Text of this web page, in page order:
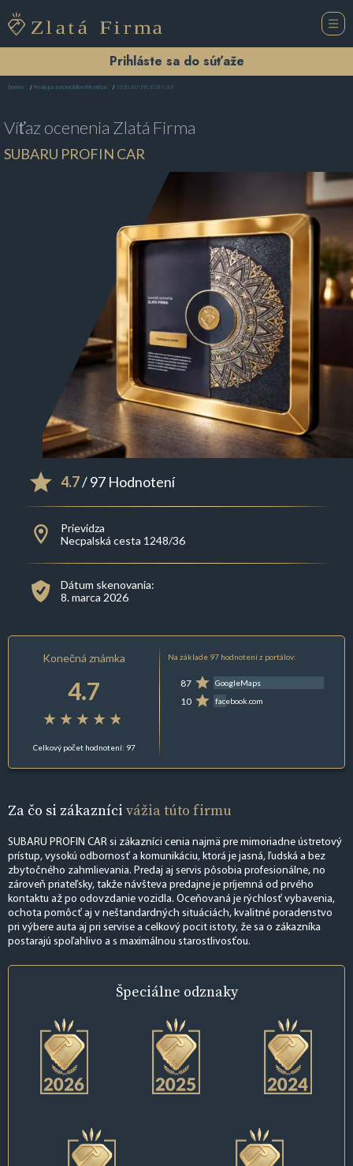
Prihláste sa do súťaže
Domov Predajca automobilov Prievidza SUBARU PROFIN CAR
Víťaz ocenenia Zlatá Firma
SUBARU PROFIN CAR
4.7/ 97 Hodnotení
Prievidza
Necpalská cesta 1248/36
Dátum skenovania:
8. marca 2026
Konečná známka
4.7
Celkový počet hodnotení: 97
Na základe 97 hodnotení z portálov:
87 GoogleMaps
10 facebook.com
Za čo si zákazníci vážia túto firmu
SUBARU PROFIN CAR si zákazníci cenia najmä pre mimoriadne ústretový
prístup, vysokú odbornosť a komunikáciu, ktorá je jasná, ľudská a bez
zbytočného zahmlievania. Predaj aj servis pôsobia profesionálne, no
zároveň priateľsky, takže návšteva predajne je príjemná od prvého
kontaktu až po odovzdanie vozidla. Oceňovaná je rýchlosť vybavenia,
ochota pomôcť aj v neštandardných situáciách, kvalitné poradenstvo
pri výbere auta aj pri servise a celkový pocit istoty, že sa o zákazníka
postarajú spoľahlivo a s maximálnou starostlivosťou.
Špeciálne odznaky